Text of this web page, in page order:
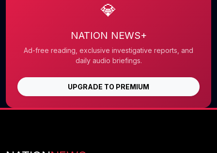
💎
NATION NEWS+
Ad-free reading, exclusive investigative reports, and
daily audio briefings.
UPGRADE TO PREMIUM